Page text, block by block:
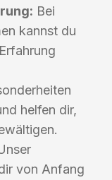
Bei
kannst du
helfen dir,
von Anfang